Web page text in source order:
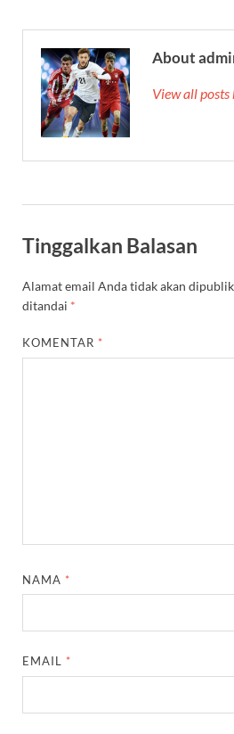
About
View all
Tinggalkan Balasan
Alamat email Anda tidak akan
ditandai *
KOMENTAR *
NAMA *
EMAIL *